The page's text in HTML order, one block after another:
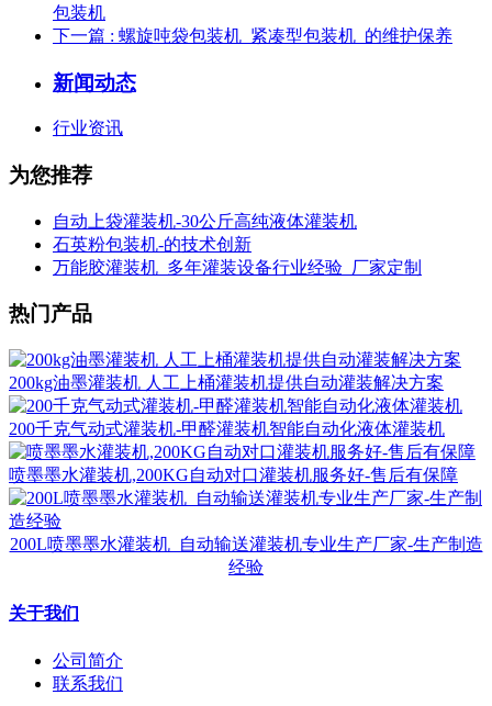
包装机
下一篇 : 螺旋吨袋 包装机 _紧凑型 包装机 _的维护保养
新闻动态
行业资讯
为您推荐
自动上袋灌装机-30公斤高纯液体灌装机
石英粉包装机-的技术创新
万能胶灌装机_多年灌装设备行业经验_厂家定制
热门产品
200kg油墨灌装机 人工上桶灌装机提供自动灌装解决方案
200千克气动式灌装机-甲醛灌装机智能自动化液体灌装机
喷墨墨水灌装机,200KG自动对口灌装机服务好-售后有保障
200L喷墨墨水灌装机_自动输送灌装机专业生产厂家-生产制造
经验
关于我们
公司简介
联系我们